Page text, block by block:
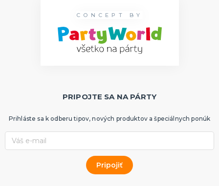
CONCEPT BY
PRIPOJTE SA NA PÁRTY
Prihláste sa k odberu tipov, nových produktov a špeciálnych ponúk